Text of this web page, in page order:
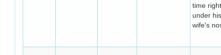
time right
under his
wife's